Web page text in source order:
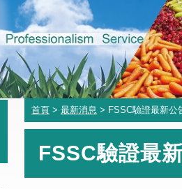
首頁 > 最新消息 > FSSC驗證最新公
FSSC驗證最